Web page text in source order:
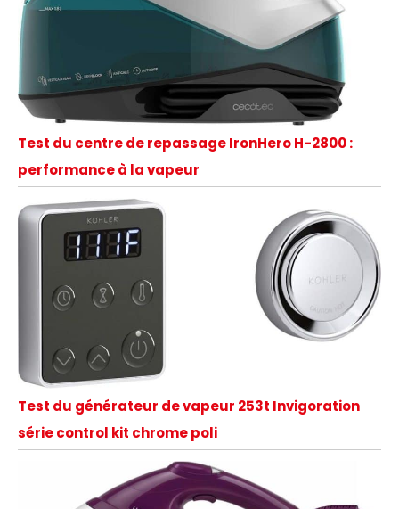
Test du centre de repassage IronHero H-2800 :
performance à la vapeur
Test du générateur de vapeur 253t Invigoration
série control kit chrome poli